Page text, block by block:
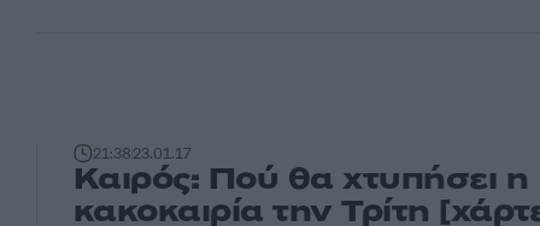
21:3823.01.17
Καιρός: Πού θα χτυπήσει η
κακοκαιρία την Τρίτη